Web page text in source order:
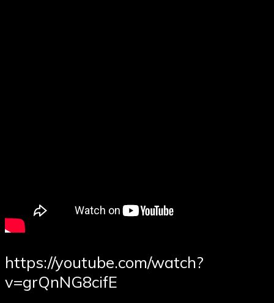
https://youtube.com/watch?
v=grQnNG8cifE